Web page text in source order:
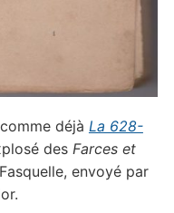
déjà La 628-
des Farces et
envoyé par